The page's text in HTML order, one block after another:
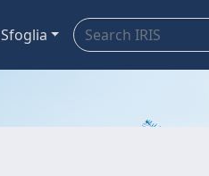
Sfoglia